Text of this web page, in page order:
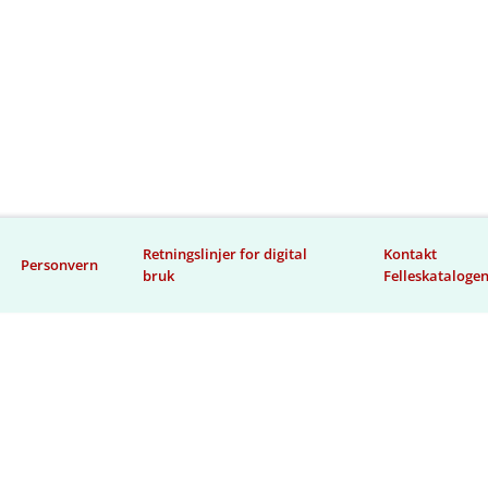
Personvern
Retningslinjer for digital
bruk
Kontakt
Felleskatalogen